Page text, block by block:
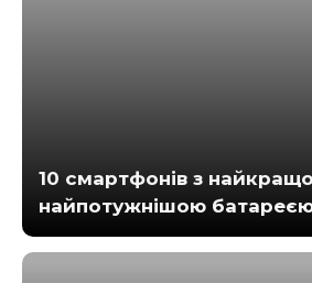
10 смартфонів з
найпотужнішою